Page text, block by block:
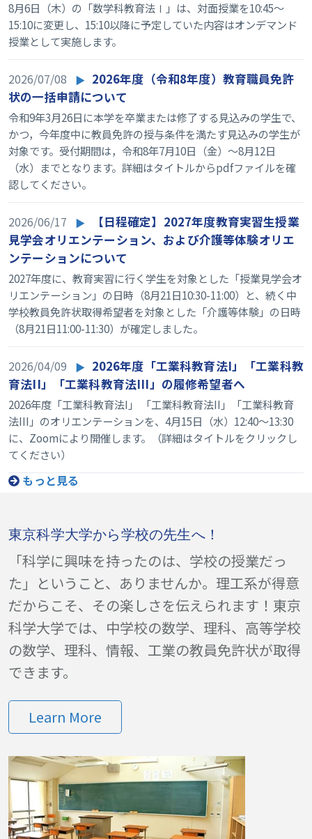
8月6日（木）の「数学科教育法Ⅰ」は、対面授業を10:45～
15:10に変更し、15:10以降に予定していた内容はオンデマンド
授業として実施します。
2026/07/08
2026年度（令和8年度）教育職員免許
状の一括申請について
令和9年3月26日に本学を卒業または修了する見込みの学生で、
かつ，今年度中に教員免許の授与条件を満たす見込みの学生が
対象です。受付期間は，令和8年7月10日（金）～8月12日
（水）までとなります。詳細はタイトルからpdfファイルを確
認してください。
2026/06/17
【日程確定】2027年度教育実習生授業
見学会オリエンテーション、および介護等体験オリエ
ンテーションについて
2027年度に、教育実習に行く学生を対象とした「授業見学会オ
リエンテーション」の日時（8月21日10:30-11:00）と、続く中
学校教員免許状取得希望者を対象とした「介護等体験」の日時
（8月21日11:00-11:30）が確定しました。
2026/04/09
2026年度「工業科教育法I」「工業科教
育法II」「工業科教育法III」の履修希望者へ
2026年度「工業科教育法I」 「工業科教育法II」「工業科教育
法III」のオリエンテーションを、4月15日（水）12:40～13:30
に、Zoomにより開催します。（詳細はタイトルをクリックし
てください）
もっと見る
東京科学大学から学校の先生へ！
「科学に興味を持ったのは、学校の授業だっ
た」ということ、ありませんか。理工系が得意
だからこそ、その楽しさを伝えられます！東京
科学大学では、中学校の数学、理科、高等学校
の数学、理科、情報、工業の教員免許状が取得
できます。
Learn More